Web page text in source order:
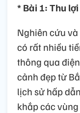
* Bài 1: Thu
Nghiên cứu
có rất nhiều
thông qua
cảnh đẹp từ
lịch sử hấp
khắp các